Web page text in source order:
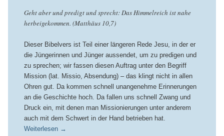
Geht aber und predigt und sprecht: Das Himmelreich ist nahe
herbeigekommen. (Matthäus 10,7)
Dieser Bibelvers ist Teil einer längeren Rede Jesu, in der er
die Jüngerinnen und Jünger aussendet, um zu predigen und
zu sprechen; wir fassen diesen Auftrag unter den Begriff
Mission (lat. Missio, Absendung) – das klingt nicht in allen
Ohren gut. Da kommen schnell unangenehme Erinnerungen
an die Geschichte hoch. Da fallen uns schnell Zwang und
Druck ein, mit denen man Missionierungen unter anderem
auch mit dem Schwert in der Hand betrieben hat.
Weiterlesen →